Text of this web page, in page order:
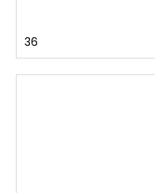
36